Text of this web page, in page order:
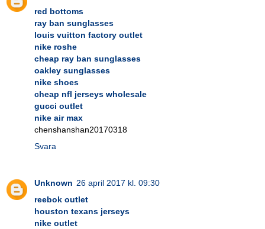
red bottoms
ray ban sunglasses
louis vuitton factory outlet
nike roshe
cheap ray ban sunglasses
oakley sunglasses
nike shoes
cheap nfl jerseys wholesale
gucci outlet
nike air max
chenshanshan20170318
Svara
Unknown 26 april 2017 kl. 09:30
reebok outlet
houston texans jerseys
nike outlet